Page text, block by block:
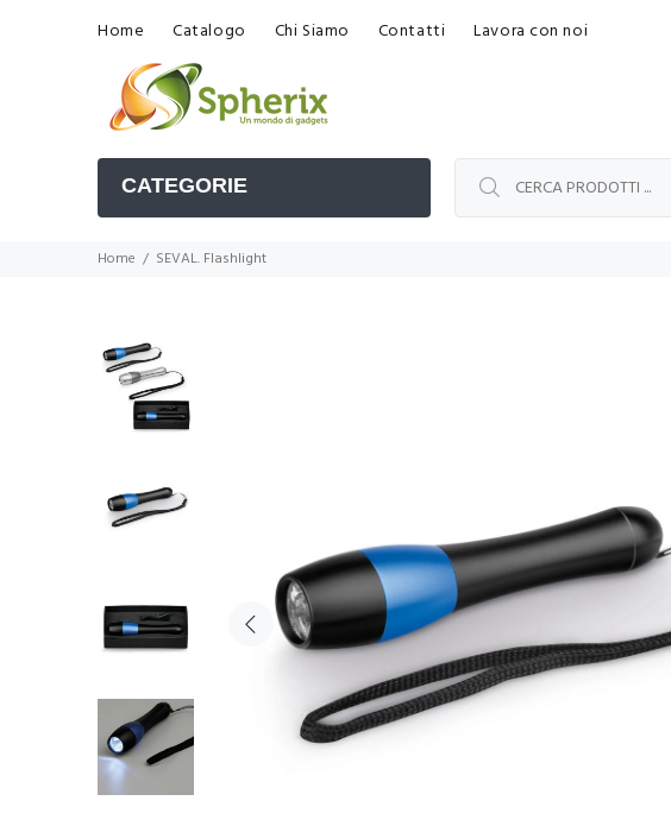
Home Catalogo Chi Siamo Contatti Lavora con noi
CATEGORIE
Home SEVAL. Flashlight